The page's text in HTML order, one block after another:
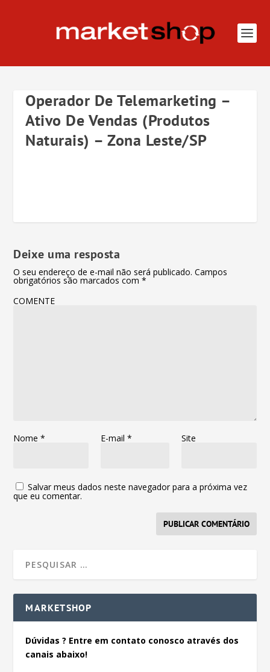
Operador De Telemarketing –
Ativo De Vendas (Produtos
Naturais) – Zona Leste/SP
Deixe uma resposta
O seu endereço de e-mail não será publicado. Campos
obrigatórios são marcados com*
COMENTE
Nome* E-mail * Site
Salvar meus dados neste navegador para a próxima vez
que eu comentar.
MARKETSHOP
Dúvidas ? Entre em contato conosco através dos
canais abaixo!